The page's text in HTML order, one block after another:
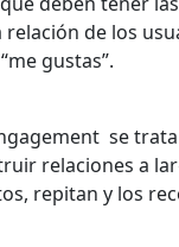
de los
gustas”.
se
relaciones a
repitan y los